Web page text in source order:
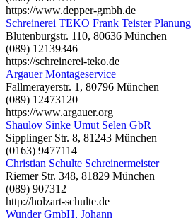
https://www.depper-gmbh.de
Schreinerei TEKO Frank Teister
Blutenburgstr. 110, 80636 München
(089) 12139346
https://schreinerei-teko.de
Argauer Montageservice
Fallmerayerstr. 1, 80796 München
(089) 12473120
https://www.argauer.org
Shaulov Sinke Umut Selen GbR
Sipplinger Str. 8, 81243 München
(0163) 9477114
Christian Schulte Schreinermeister
Riemer Str. 348, 81829 München
(089) 907312
http://holzart-schulte.de
Wunder GmbH, Johann